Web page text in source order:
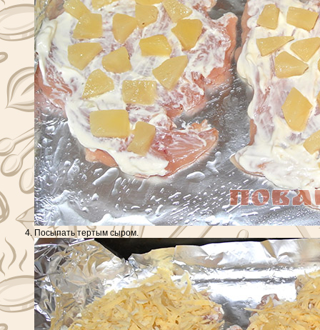
Посыпать тертым сыром.